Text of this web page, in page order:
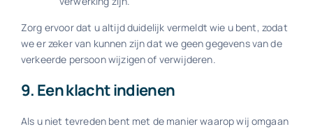
Zorg ervoor dat u altijd duidelijk vermeldt wie u bent, zodat
we er zeker van kunnen zijn dat we geen gegevens van de
verkeerde persoon wijzigen of verwijderen.
9. Een klacht indienen
Als u niet tevreden bent met de manier waarop wij omgaan